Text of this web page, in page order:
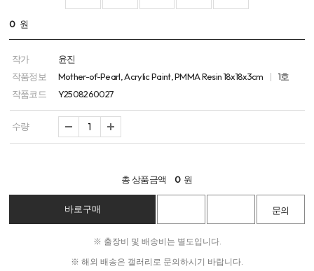
0 원
작가
윤진
작품정보
Mother-of-Pearl, Acrylic Paint, PMMA Resin 18x18x3cm
1호
작품코드
Y2508260027
수량
총 상품금액 0 원
※ 출장비 및 배송비는 별도입니다.
※ 해외 배송은 갤러리로 문의하시기 바랍니다.